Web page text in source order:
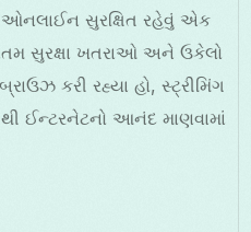
ઓનલાઈન સુરક્ષિત રહેવું એક
સુરક્ષા ખતરાઓ અને ઉકેલો
કરી રહ્યા હો, સ્ટ્રીમિંગ
ઈન્ટરનેટનો આનંદ માણવામાં